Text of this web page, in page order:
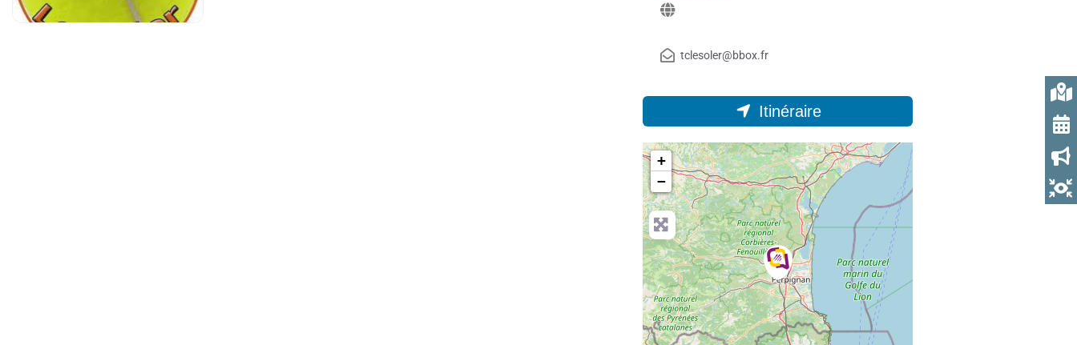
tclesoler@bbox.fr
Itinéraire
+
−